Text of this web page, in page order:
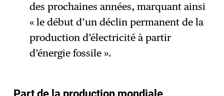
des prochaines années, marquant ainsi
« le début d’un déclin permanent de la
production d’électricité à partir
d’énergie fossile ».